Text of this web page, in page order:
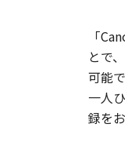
「
とで
可能
一人
録を